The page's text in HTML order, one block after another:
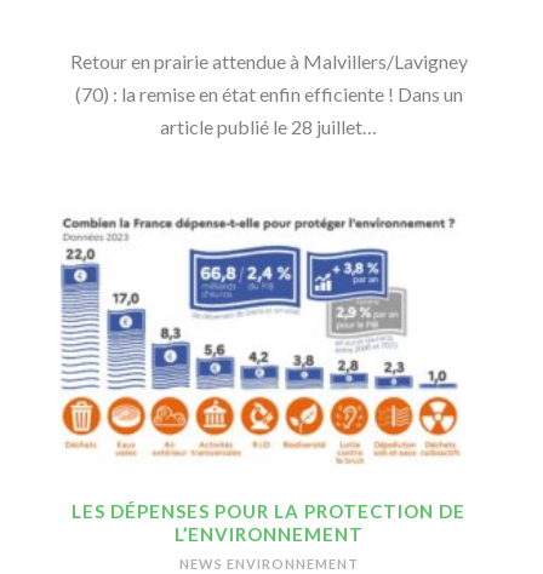
Retour en prairie attendue à Malvillers/Lavigney
(70) : la remise en état enfin efficiente ! Dans un
article publié le 28 juillet…
LES DÉPENSES POUR LA PROTECTION DE
L’ENVIRONNEMENT
NEWS ENVIRONNEMENT